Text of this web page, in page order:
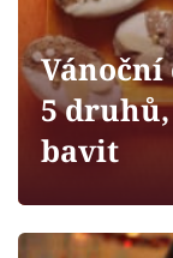
Sledujte
Filmový
Mámy sobě
5
bavit